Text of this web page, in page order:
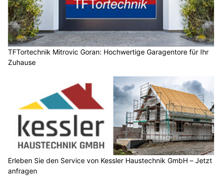
TFTortechnik Mitrovic Goran: Hochwertige Garagentore für Ihr
Zuhause
Erleben Sie den Service von Kessler Haustechnik GmbH – Jetzt
anfragen